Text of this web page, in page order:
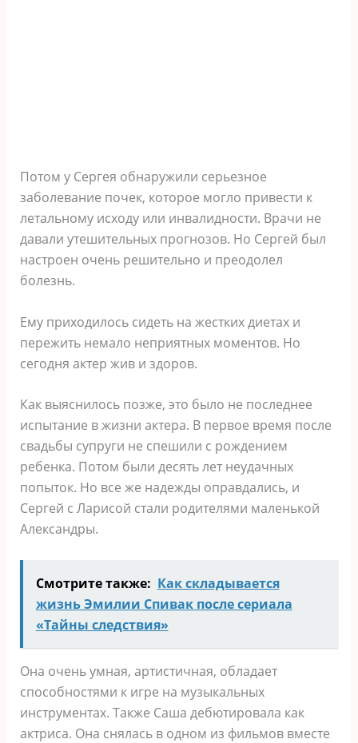
Потом у Сергея обнаружили серьезное
заболевание почек, которое могло привести к
летальному исходу или инвалидности. Врачи не
давали утешительных прогнозов. Но Сергей был
настроен очень решительно и преодолел
болезнь.
Ему приходилось сидеть на жестких диетах и
пережить немало неприятных моментов. Но
сегодня актер жив и здоров.
Как выяснилось позже, это было не последнее
испытание в жизни актера. В первое время после
свадьбы супруги не спешили с рождением
ребенка. Потом были десять лет неудачных
попыток. Но все же надежды оправдались, и
Сергей с Ларисой стали родителями маленькой
Александры.
Смотрите также: Как складывается
жизнь Эмилии Спивак после сериала
«Тайны следствия»
Она очень умная, артистичная, обладает
способностями к игре на музыкальных
инструментах. Также Саша дебютировала как
актриса. Она снялась в одном из фильмов вместе